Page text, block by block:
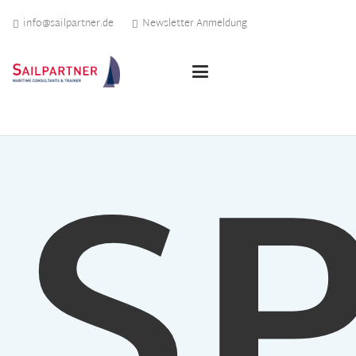
info@sailpartner.de Newsletter Anmeldung